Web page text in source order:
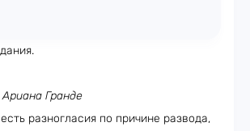
Гранде
есть разногласия по причине развода,